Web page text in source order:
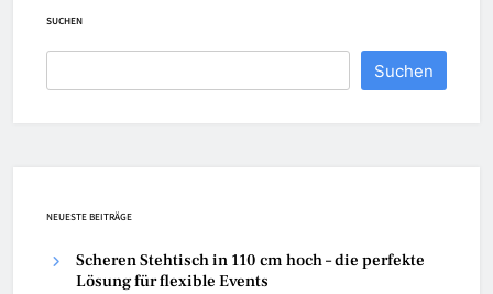
SUCHEN
Suchen
NEUESTE BEITRÄGE
Scheren Stehtisch in 110 cm hoch – die perfekte
Lösung für flexible Events